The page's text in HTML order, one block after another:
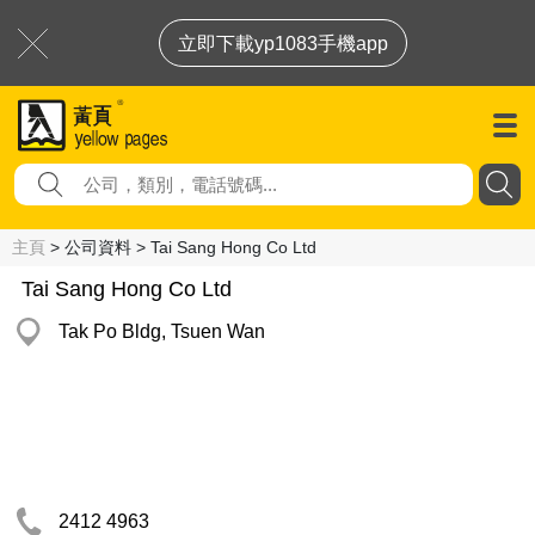
立即下載yp1083手機app
主頁 > 公司資料 > Tai Sang Hong Co Ltd
Tai Sang Hong Co Ltd
Tak Po Bldg, Tsuen Wan
2412 4963